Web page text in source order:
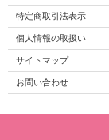
特定商取引法表示
個人情報の取扱い
サイトマップ
お問い合わせ